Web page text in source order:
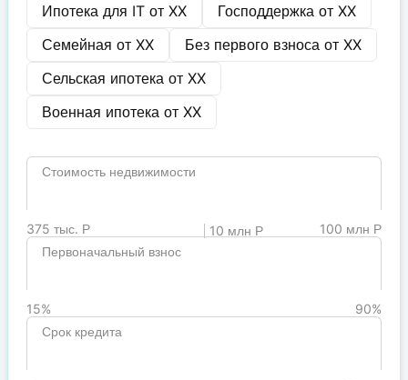
Ипотека для IT от XX Господдержка от XX
Семейная от XX Без первого взноса от XX
Сельская ипотека от XX
Военная ипотека от XX
Стоимость недвижимости
375 тыс. Р 10 млн Р
100 млн Р
Первоначальный взнос
15%
90%
Срок кредита